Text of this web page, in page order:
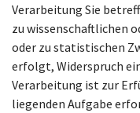
Verarbeitung Sie
zu wissenschaftlichen
oder zu statistischen
erfolgt, Widerspruch
Verarbeitung ist zur
liegenden Aufgabe